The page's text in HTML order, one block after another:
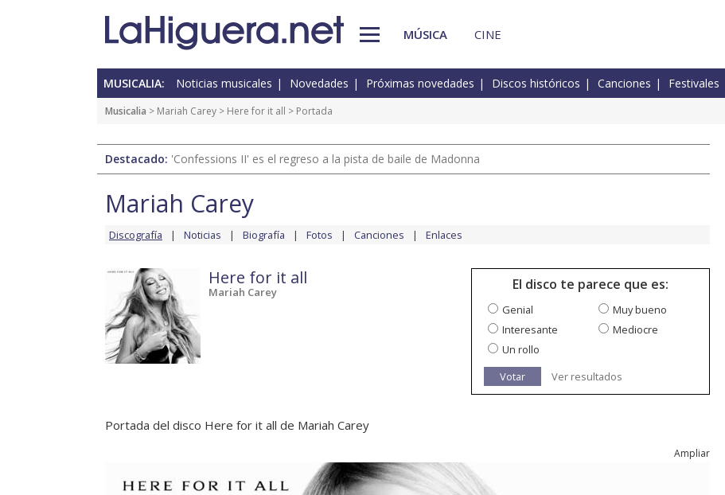
MÚSICA CINE
MUSICALIA: Noticias musicales Novedades Próximas novedades Discos históricos Canciones Festivales
Musicalia > Mariah Carey > Here for it all > Portada
Destacado: 'Confessions II' es el regreso a la pista de baile de Madonna
Mariah Carey
Discografía Noticias Biografía Fotos Canciones Enlaces
Here for it all
Mariah Carey El disco te parece que es:
Genial
Muy bueno
Interesante
Mediocre
Un rollo
Votar
Ver resultados
Portada del disco Here for it all de Mariah Carey
Ampliar